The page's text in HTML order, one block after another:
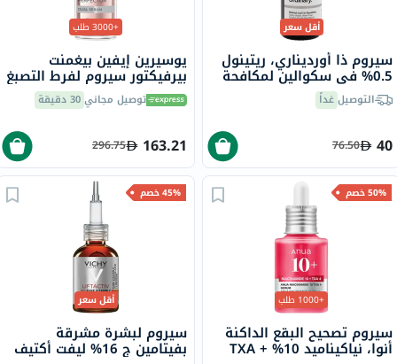
أقل سعر
سيروم ذا أورديناري، ريتينول
0.5% في سكوالين لمكافحة
ملالتوصيلغداً
40
76.50
+3000 طلب
يوسيرين إيفين بيغمنت
بيرفيكتور سيروم لفرط التصبغ
المزدوج 30 ملتوصيل مجاني30 دقيقة
163.21
296.75
50% خصم
+1000 طلب
سيروم تصحيح البقع الداكنة
أنوا، نياكيناميد 10% + TXA
45% خصم
أقل سعر
سيروم لبشرة مشرقة
بفيتامين ج 16% ليفت أكتيف